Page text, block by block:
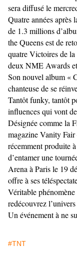
sera diffusé le
Quatre années après
de 1.3 millions
the Queens est de
quatre Victoires de
deux NME Awards
Son nouvel album «
chanteuse de se
Tantôt funky, tantôt
influences qui vont
Désignée comme la
magazine Vanity Fair
récemment produite
d’entamer une
Arena à Paris le 19
offre à ses
Véritable
redécouvrez
Un événement à ne
#TNT